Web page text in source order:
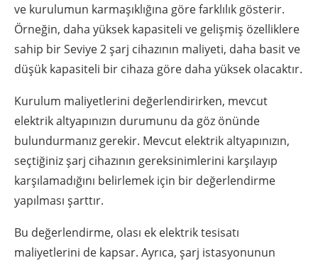
ve kurulumun karmaşıklığına göre farklılık gösterir.
Örneğin, daha yüksek kapasiteli ve gelişmiş özelliklere
sahip bir Seviye 2 şarj cihazının maliyeti, daha basit ve
düşük kapasiteli bir cihaza göre daha yüksek olacaktır.
Kurulum maliyetlerini değerlendirirken, mevcut
elektrik altyapınızın durumunu da göz önünde
bulundurmanız gerekir. Mevcut elektrik altyapınızın,
seçtiğiniz şarj cihazının gereksinimlerini karşılayıp
karşılamadığını belirlemek için bir değerlendirme
yapılması şarttır.
Bu değerlendirme, olası ek elektrik tesisatı
maliyetlerini de kapsar. Ayrıca, şarj istasyonunun